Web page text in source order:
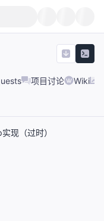
项目讨论 Wiki
现（过时）